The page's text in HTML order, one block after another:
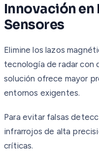
Innovación en
Sensores
Elimine los lazos
tecnología de radar con
solución ofrece mayor
entornos exigentes.
Para evitar falsas
infrarrojos de alta
críticas.